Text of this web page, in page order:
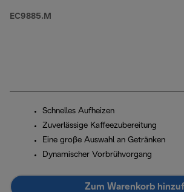
EC9885.M
Schnelles Aufheizen
Zuverlässige Kaffeezubereitung
Eine große Auswahl an Getränken
Dynamischer Vorbrühvorgang
Zum Warenkorb